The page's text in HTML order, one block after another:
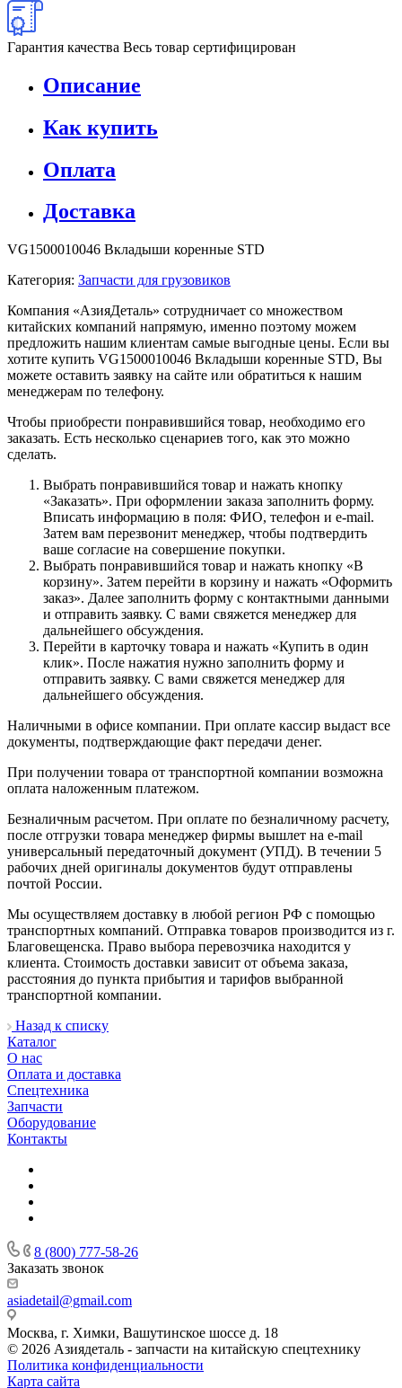
Гарантия качества Весь товар сертифицирован
Описание
Как купить
Оплата
Доставка
VG1500010046 Вкладыши коренные STD
Категория: Запчасти для грузовиков
Компания «АзияДеталь» сотрудничает со множеством
китайских компаний напрямую, именно поэтому можем
предложить нашим клиентам самые выгодные цены. Если вы
хотите купить VG1500010046 Вкладыши коренные STD, Вы
можете оставить заявку на сайте или обратиться к нашим
менеджерам по телефону.
Чтобы приобрести понравившийся товар, необходимо его
заказать. Есть несколько сценариев того, как это можно
сделать.
Выбрать понравившийся товар и нажать кнопку
«Заказать». При оформлении заказа заполнить форму.
Вписать информацию в поля: ФИО, телефон и e-mail.
Затем вам перезвонит менеджер, чтобы подтвердить
ваше согласие на совершение покупки.
Выбрать понравившийся товар и нажать кнопку «В
корзину». Затем перейти в корзину и нажать «Оформить
заказ». Далее заполнить форму с контактными данными
и отправить заявку. С вами свяжется менеджер для
дальнейшего обсуждения.
Перейти в карточку товара и нажать «Купить в один
клик». После нажатия нужно заполнить форму и
отправить заявку. С вами свяжется менеджер для
дальнейшего обсуждения.
Наличными в офисе компании. При оплате кассир выдаст все
документы, подтверждающие факт передачи денег.
При получении товара от транспортной компании возможна
оплата наложенным платежом.
Безналичным расчетом. При оплате по безналичному расчету,
после отгрузки товара менеджер фирмы вышлет на e-mail
универсальный передаточный документ (УПД). В течении 5
рабочих дней оригиналы документов будут отправлены
почтой России.
Мы осуществляем доставку в любой регион РФ с помощью
транспортных компаний. Отправка товаров производится из г.
Благовещенска. Право выбора перевозчика находится у
клиента. Стоимость доставки зависит от объема заказа,
расстояния до пункта прибытия и тарифов выбранной
транспортной компании.
Назад к списку
Каталог
О нас
Оплата и доставка
Спецтехника
Запчасти
Оборудование
Контакты
8 (800) 777-58-26
Заказать звонок
asiadetail@gmail.com
Москва, г. Химки, Вашутинское шоссе д. 18
© 2026 Азиядеталь - запчасти на китайскую спецтехнику
Политика конфиденциальности
Карта сайта